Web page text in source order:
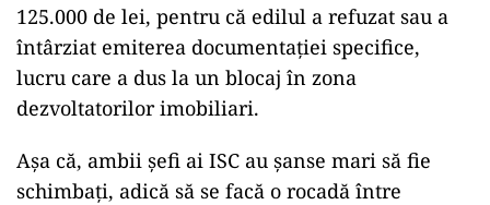
125.000 de lei, pentru că edilul a refuzat sau a
întârziat emiterea documentației specifice,
lucru care a dus la un blocaj în zona
dezvoltatorilor imobiliari.
Așa că, ambii șefi ai ISC au șanse mari să fie
schimbați, adică să se facă o rocadă între